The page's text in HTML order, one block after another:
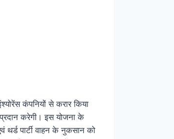
कंपनियों से करार किया
करेगी। इस योजना के
थर्ड पार्टी वाहन के नुकसान को